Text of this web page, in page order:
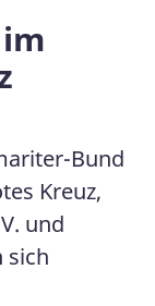
Bund
Kreuz,
und
sich